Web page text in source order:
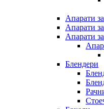
Апарати
Апарати
Апарати
Блендери